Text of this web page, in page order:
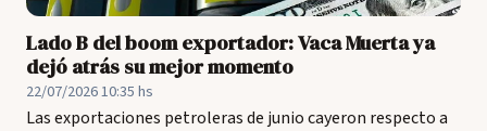
Lado B del boom exportador: Vaca Muerta ya
dejó atrás su mejor momento
22/07/2026 10:35 hs
Las exportaciones petroleras de junio cayeron respecto a